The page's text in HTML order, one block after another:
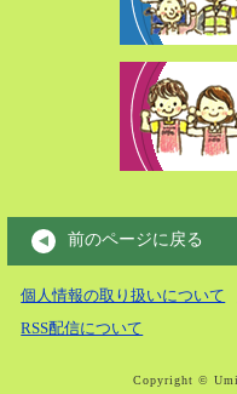
前のページに戻る
個人情報の取り扱いについて
RSS配信について
Copyright ©